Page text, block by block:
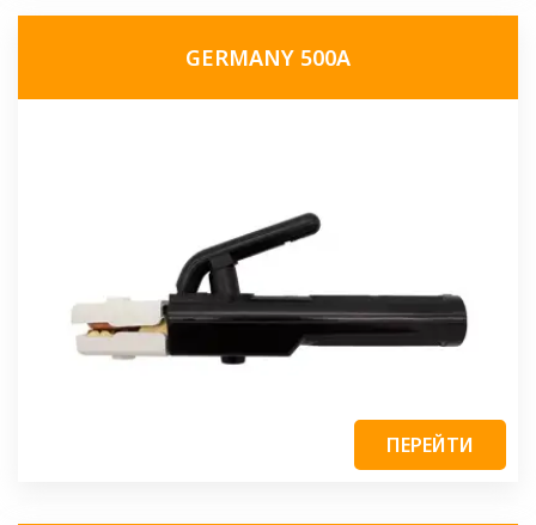
GERMANY 500A
ПЕРЕЙТИ